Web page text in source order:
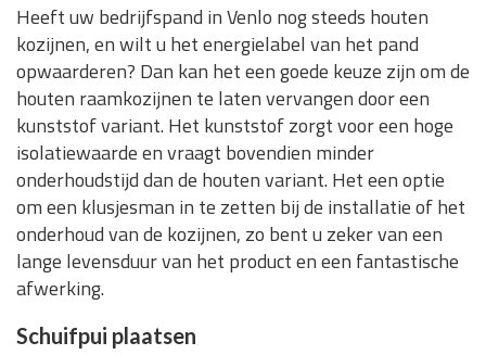
Heeft uw bedrijfspand in Venlo nog steeds houten
kozijnen, en wilt u het energielabel van het pand
opwaarderen? Dan kan het een goede keuze zijn om de
houten raamkozijnen te laten vervangen door een
kunststof variant. Het kunststof zorgt voor een hoge
isolatiewaarde en vraagt bovendien minder
onderhoudstijd dan de houten variant. Het een optie
om een klusjesman in te zetten bij de installatie of het
onderhoud van de kozijnen, zo bent u zeker van een
lange levensduur van het product en een fantastische
afwerking.
Schuifpui plaatsen